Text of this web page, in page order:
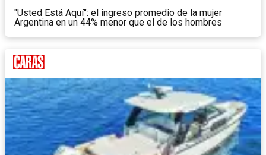
"Usted Está Aquí": el ingreso promedio de la mujer
Argentina en un 44% menor que el de los hombres